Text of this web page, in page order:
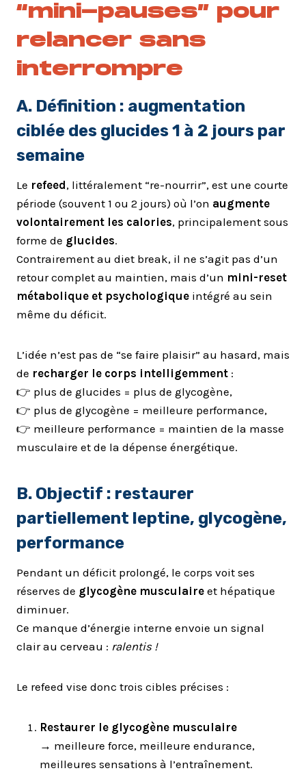
“mini-pauses” pour
relancer sans
interrompre
A. Définition : augmentation
ciblée des glucides 1 à 2 jours par
semaine
Le refeed, littéralement “re-nourrir”, est une courte
période (souvent 1 ou 2 jours) où l’on augmente
volontairement les calories, principalement sous
forme de glucides.
Contrairement au diet break, il ne s’agit pas d’un
retour complet au maintien, mais d’un mini-reset
métabolique et psychologique intégré au sein
même du déficit.
L’idée n’est pas de “se faire plaisir” au hasard, mais
de recharger le corps intelligemment :
👉 plus de glucides = plus de glycogène,
👉 plus de glycogène = meilleure performance,
👉 meilleure performance = maintien de la masse
musculaire et de la dépense énergétique.
B. Objectif : restaurer
partiellement leptine, glycogène,
performance
Pendant un déficit prolongé, le corps voit ses
réserves de glycogène musculaire et hépatique
diminuer.
Ce manque d’énergie interne envoie un signal
clair au cerveau : ralentis !
Le refeed vise donc trois cibles précises :
Restaurer le glycogène musculaire
→ meilleure force, meilleure endurance,
meilleures sensations à l’entraînement.